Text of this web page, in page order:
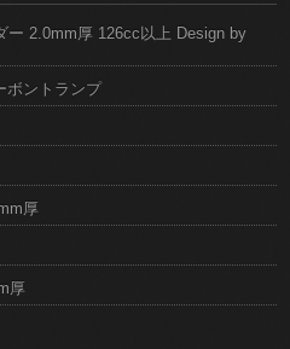
ー 2.0mm厚 126cc以上 Design by
ボントランプ
厚
厚